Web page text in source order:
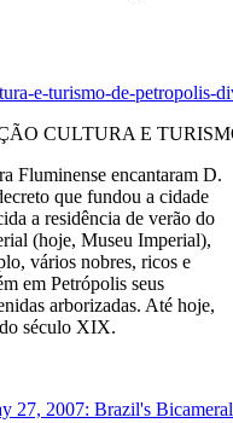
CULTURA E
Fluminense encantaram D.
que fundou a cidade
a residência de verão do
(hoje, Museu Imperial),
vários nobres, ricos e
em Petrópolis seus
arborizadas. Até hoje,
século XIX.